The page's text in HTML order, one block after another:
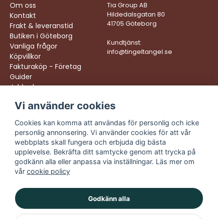
Om oss
Kontakt
Frakt & leveranstid
Butiken i Göteborg
Vanliga frågor
Köpvillkor
Fakturaköp - Företag
Guider
Jobba hos oss
Tia Group AB
Hildedalsgatan 80
41705 Göteborg
Kundtjänst:
info@tingeltangel.se
Följ oss:
Instagram
Facebook
TikTok
YouTube
Vi levererar:
Snabba leveranser
Trygga köp
Fri frakt över 499:-
Trevlig kundtjänst
Vi använder cookies
Cookies kan komma att användas för personlig och icke
personlig annonsering. Vi använder cookies för att vår
webbplats skall fungera och erbjuda dig bästa
upplevelse. Bekräfta ditt samtycke genom att trycka på
godkänn alla eller anpassa via inställningar. Läs mer om
vår cookie policy
Godkänn alla